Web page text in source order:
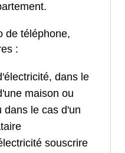
de téléphone,
:
dans le
maison ou
dans le cas d'un
souscrire